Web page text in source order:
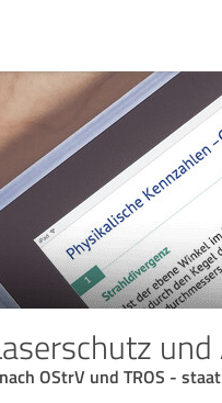
OStrV und TROS -